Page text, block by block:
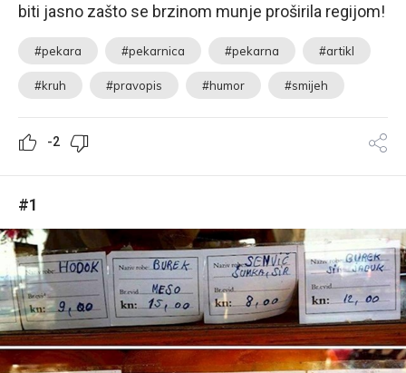
biti jasno zašto se brzinom munje proširila regijom!
#pekara #pekarnica #pekarna #artikl
#kruh #pravopis #humor #smijeh
-2
#1